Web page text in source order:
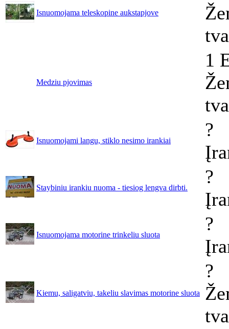
Isnuomojama teleskopine aukstapjove
Medziu pjovimas
1
Isnuomojami langu, stiklo nesimo irankiai
?
Staybiniu irankiu nuoma - tiesiog lengva dirbti.
?
Isnuomojama motorine trinkeliu sluota
?
Kiemu, saligatviu, takeliu slavimas motorine sluota
?